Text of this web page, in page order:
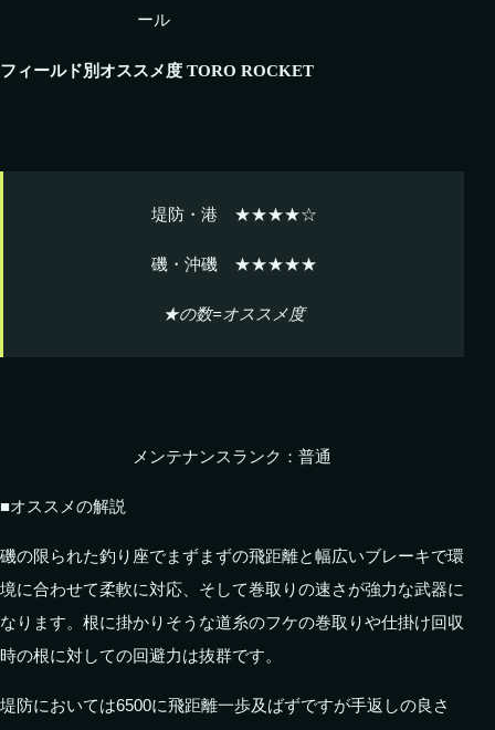
ール
フィールド別オススメ度 TORO ROCKET
堤防・港 ★★★★☆
磯・沖磯 ★★★★★
★の数=オススメ度
メンテナンスランク：普通
■オススメの解説
磯の限られた釣り座でまずまずの飛距離と幅広いブレーキで環
境に合わせて柔軟に対応、そして巻取りの速さが強力な武器に
なります。根に掛かりそうな道糸のフケの巻取りや仕掛け回収
時の根に対しての回避力は抜群です。
堤防においては6500に飛距離一歩及ばずですが手返しの良さ